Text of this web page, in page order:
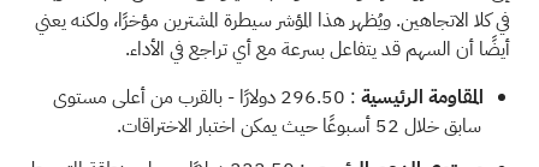
في كلا الاتجاهين. ويُظهر هذا المؤشر سيطرة المشترين مؤخرًا، ولكنه يعني
أيضًا أن السهم قد يتفاعل بسرعة مع أي تراجع في الأداء.
المقاومة الرئيسية
: 296.50 دولارًا - بالقرب من أعلى مستوى
سابق خلال 52 أسبوعًا حيث يمكن اختبار الاختراقات.